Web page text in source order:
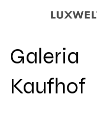
Galeria
Kaufhof